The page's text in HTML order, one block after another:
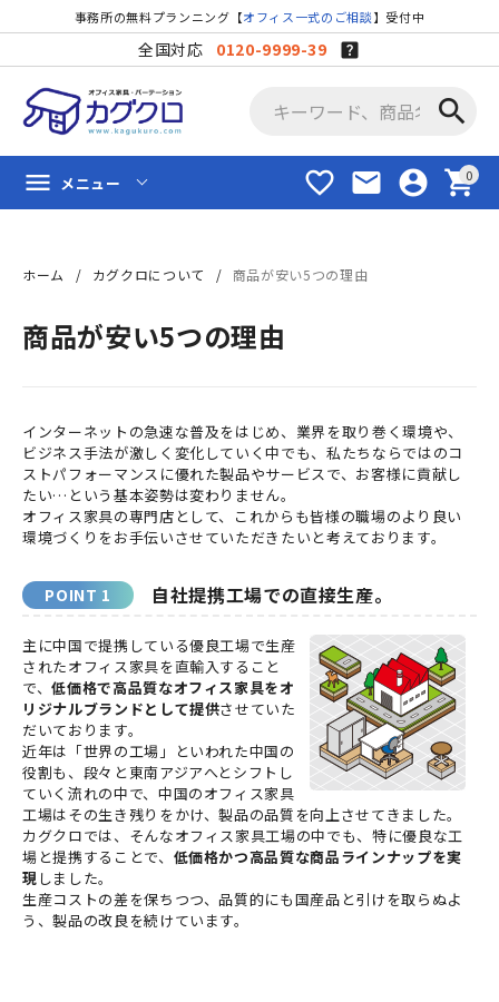
事務所の無料プランニング【オフィス一式のご相談】受付中
全国対応 0120-9999-39
search
favorite_border mail account_circle shopping_cart
menu メニュー
ホーム カグクロについて 商品が安い5つの理由
商品が安い5つの理由
インターネットの急速な普及をはじめ、業界を取り巻く環境や、
ビジネス手法が激しく変化していく中でも、私たちならではのコ
ストパフォーマンスに優れた製品やサービスで、お客様に貢献し
たい…という基本姿勢は変わりません。
オフィス家具の専門店として、これからも皆様の職場のより良い
環境づくりをお手伝いさせていただきたいと考えております。
自社提携工場での直接生産。
主に中国で提携している優良工場で生産
されたオフィス家具を直輸入すること
で、低価格で高品質なオフィス家具をオ
リジナルブランドとして提供させていた
だいております。
近年は「世界の工場」といわれた中国の
役割も、段々と東南アジアへとシフトし
ていく流れの中で、中国のオフィス家具
工場はその生き残りをかけ、製品の品質を向上させてきました。
カグクロでは、そんなオフィス家具工場の中でも、特に優良な工
場と提携することで、 低価格かつ高品質な商品ラインナップを実
現 しました。
生産コストの差を保ちつつ、品質的にも国産品と引けを取らぬよ
う、製品の改良を続けています。